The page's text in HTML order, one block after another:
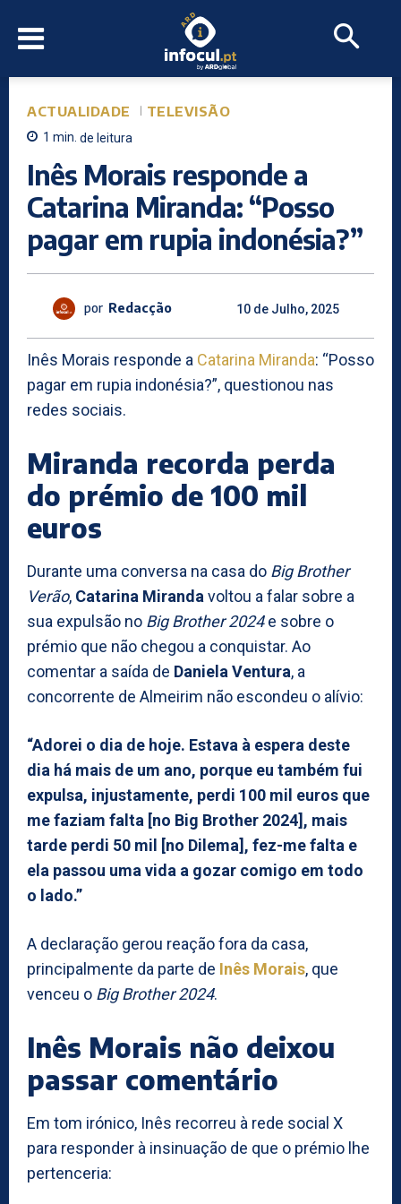
ACTUALIDADE TELEVISÃO
1 min. de leitura
Inês Morais responde a
Catarina Miranda: “Posso
pagar em rupia indonésia?”
por Redacção 10 de Julho, 2025
Inês Morais responde a Catarina Miranda: “Posso
pagar em rupia indonésia?”, questionou nas
redes sociais.
Miranda recorda perda
do prémio de 100 mil
euros
Durante uma conversa na casa do Big Brother
Verão, Catarina Miranda voltou a falar sobre a
sua expulsão no Big Brother 2024e sobre o
prémio que não chegou a conquistar. Ao
comentar a saída de Daniela Ventura, a
concorrente de Almeirim não escondeu o alívio:
“Adorei o dia de hoje. Estava à espera deste
dia há mais de um ano, porque eu também fui
expulsa, injustamente, perdi 100 mil euros que
me faziam falta [no Big Brother 2024], mais
tarde perdi 50 mil [no Dilema], fez-me falta e
ela passou uma vida a gozar comigo em todo
o lado.”
A declaração gerou reação fora da casa,
principalmente da parte de Inês Morais, que
venceu o Big Brother 2024.
Inês Morais não deixou
passar comentário
Em tom irónico, Inês recorreu à rede social X
para responder à insinuação de que o prémio lhe
pertenceria: